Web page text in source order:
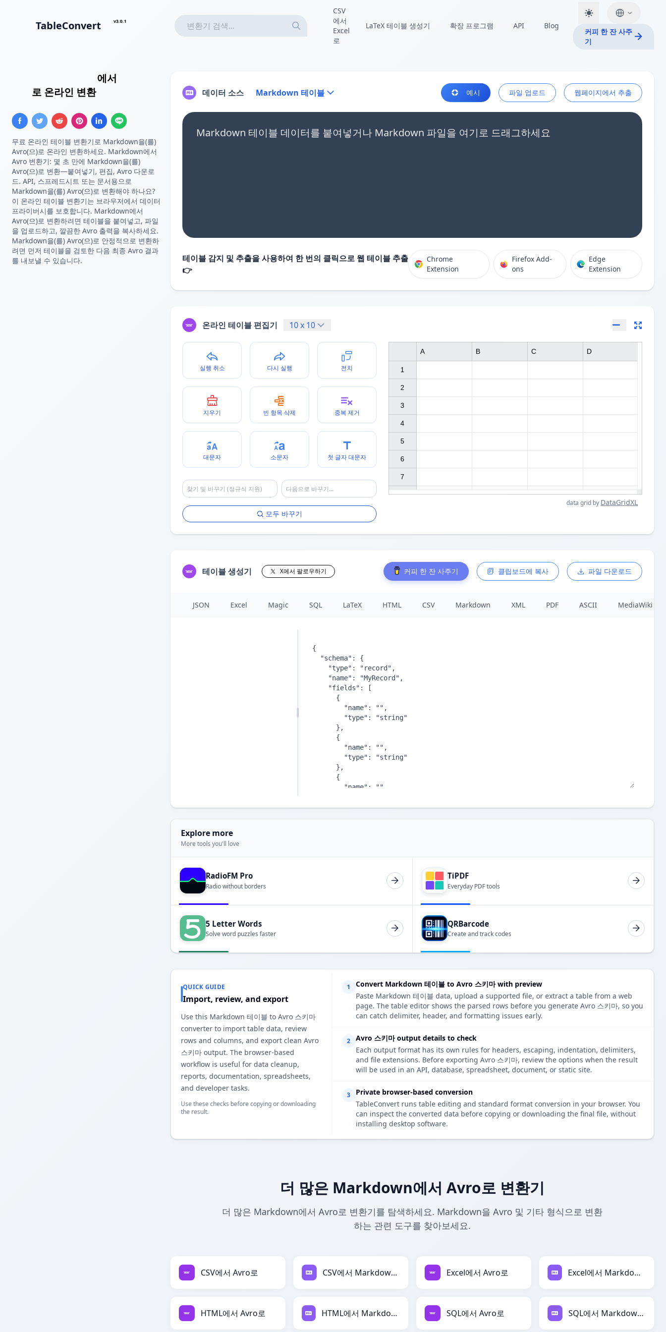
TableConvert v3.0.1
CSV
에서
Excel
로
LaTeX 테이블 생성기 확장 프로그램 API Blog
커피 한 잔 사주
기
에서
로 온라인 변환
무료 온라인 테이블 변환기로 Markdown을(를)
Avro(으)로 온라인 변환하세요. Markdown에서
Avro 변환기: 몇 초 만에 Markdown을(를)
Avro(으)로 변환—붙여넣기, 편집, Avro 다운로
드. API, 스프레드시트 또는 문서용으로
Markdown을(를) Avro(으)로 변환해야 하나요?
이 온라인 테이블 변환기는 브라우저에서 데이터
프라이버시를 보호합니다. Markdown에서
Avro(으)로 변환하려면 테이블을 붙여넣고, 파일
을 업로드하고, 깔끔한 Avro 출력을 복사하세요.
Markdown을(를) Avro(으)로 안정적으로 변환하
려면 먼저 테이블을 검토한 다음 최종 Avro 결과
를 내보낼 수 있습니다.
데이터 소스 Markdown 테이블 예시 파일 업로드 웹페이지에서 추출
Markdown 테이블 데이터를 붙여넣거나 Markdown 파일을 여기로 드래그하세요
테이블 감지 및 추출을 사용하여 한 번의 클릭으로 웹 테이블 추출
👉
Chrome
Extension
Firefox Add-
ons
Edge
Extension
온라인 테이블 편집기 10x 10
실행 취소 다시 실행 전치
지우기 빈 항목 삭제 중복 제거
대문자 소문자 첫 글자 대문자
모두 바꾸기
1
2
3
4
5
6
7
A B C D
data grid by DataGridXL
테이블 생성기 X에서 팔로우하기 커피 한 잔 사주기 클립보드에 복사 파일 다운로드
JSON Excel Magic SQL LaTeX HTML CSV Markdown XML PDF ASCII MediaWiki
Explore more
More tools you'll love
RadioFM Pro
Radio without borders
TiPDF
Everyday PDF tools
5 Letter Words
Solve word puzzles faster
QRBarcode
Create and track codes
QUICK GUIDE
Import, review, and export
Use this Markdown 테이블 to Avro 스키마
converter to import table data, review
rows and columns, and export clean Avro
스키마 output. The browser-based
workflow is useful for data cleanup,
reports, documentation, spreadsheets,
and developer tasks.
Use these checks before copying or downloading
the result.
1
Convert Markdown 테이블 to Avro 스키마 with preview
Paste Markdown 테이블 data, upload a supported file, or extract a table from a web
page. The table editor shows the parsed rows before you generate Avro 스키마, so you
can catch delimiter, header, and formatting issues early.
2
Avro 스키마 output details to check
Each output format has its own rules for headers, escaping, indentation, delimiters,
and file extensions. Before exporting Avro 스키마, review the options when the result
will be used in an API, database, spreadsheet, document, or static site.
3
Private browser-based conversion
TableConvert runs table editing and standard format conversion in your browser. You
can inspect the converted data before copying or downloading the final file, without
installing desktop software.
더 많은 Markdown에서 Avro로 변환기
더 많은 Markdown에서 Avro로 변환기를 탐색하세요. Markdown을 Avro 및 기타 형식으로 변환
하는 관련 도구를 찾아보세요.
CSV에서 Avro로 CSV에서 Markdown로 Excel에서 Avro로 Excel에서 Markdown로
HTML에서 Avro로 HTML에서 Markdown로 SQL에서 Avro로 SQL에서 Markdown로